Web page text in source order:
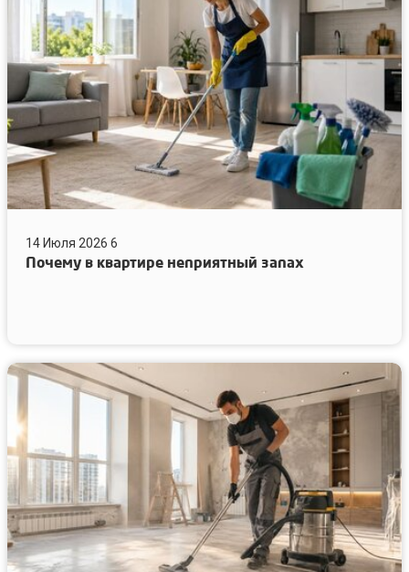
неприятный
запах
14 Июля 2026 6
Почему в квартире неприятный запах
Как
строительную
пыль
после
ремонта